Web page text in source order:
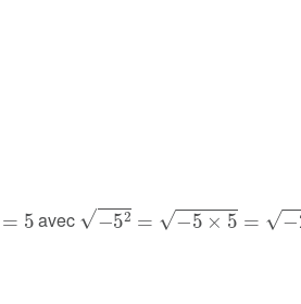
avec
52=− 5=−25